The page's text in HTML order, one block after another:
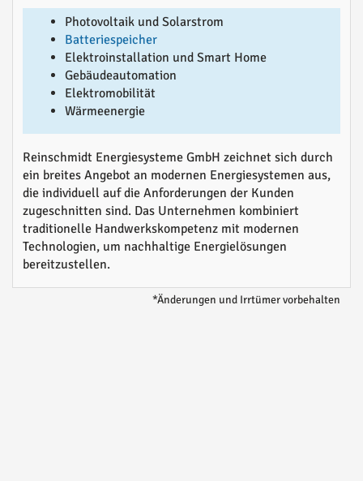
Photovoltaik und Solarstrom
Batteriespeicher
Elektroinstallation und Smart Home
Gebäudeautomation
Elektromobilität
Wärmeenergie
Reinschmidt Energiesysteme GmbH zeichnet sich durch
ein breites Angebot an modernen Energiesystemen aus,
die individuell auf die Anforderungen der Kunden
zugeschnitten sind. Das Unternehmen kombiniert
traditionelle Handwerkskompetenz mit modernen
Technologien, um nachhaltige Energielösungen
bereitzustellen.
*Änderungen und Irrtümer vorbehalten